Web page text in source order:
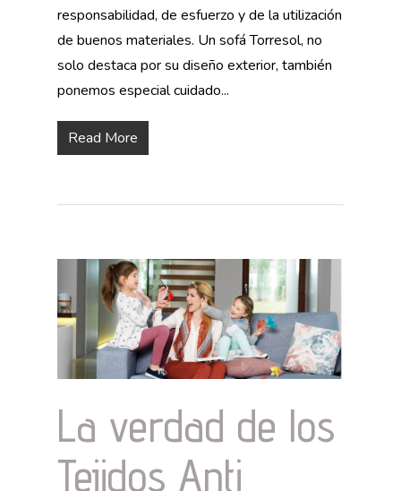
responsabilidad, de esfuerzo y de la utilización
de buenos materiales. Un sofá Torresol, no
solo destaca por su diseño exterior, también
ponemos especial cuidado...
Read More
La verdad de los
Tejidos Anti